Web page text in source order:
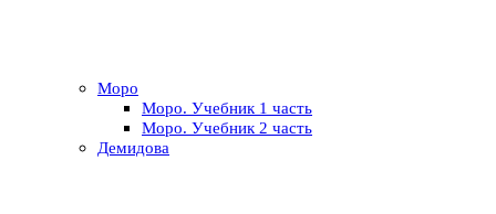
Моро
Моро. Учебник 1 часть
Моро. Учебник 2 часть
Демидова